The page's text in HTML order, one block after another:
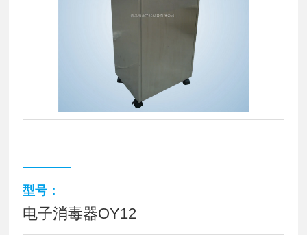
型号：
电子消毒器OY12